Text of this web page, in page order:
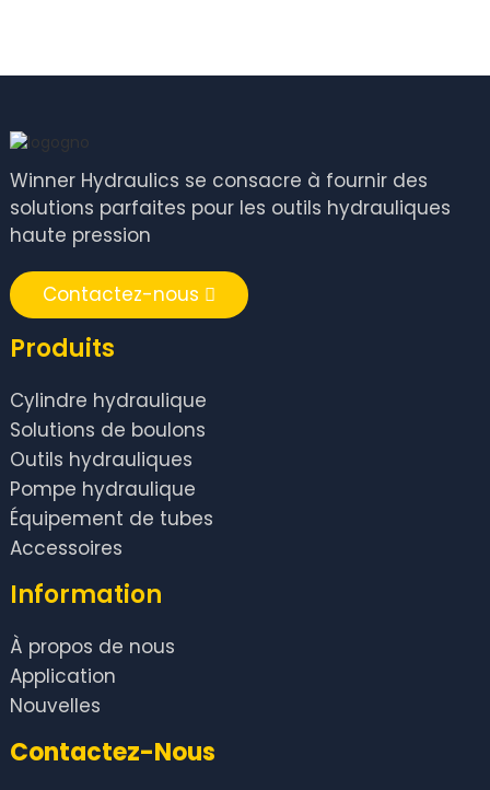
Winner Hydraulics se consacre à fournir des
solutions parfaites pour les outils hydrauliques
haute pression
Contactez-nous
Produits
Cylindre hydraulique
Solutions de boulons
Outils hydrauliques
Pompe hydraulique
Équipement de tubes
Accessoires
Information
À propos de nous
Application
Nouvelles
Contactez-Nous